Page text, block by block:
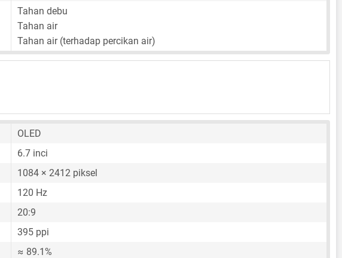
Tahan debu
Tahan air
Tahan air (terhadap percikan air)
OLED
6.7 inci
1084 × 2412 piksel
120 Hz
20:9
395 ppi
≈ 89.1%